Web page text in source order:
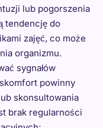
lub pogorszenia
tendencję do
zajęć, co może
organizmu.
sygnałów
powinny
skonsultowania
brak regularności